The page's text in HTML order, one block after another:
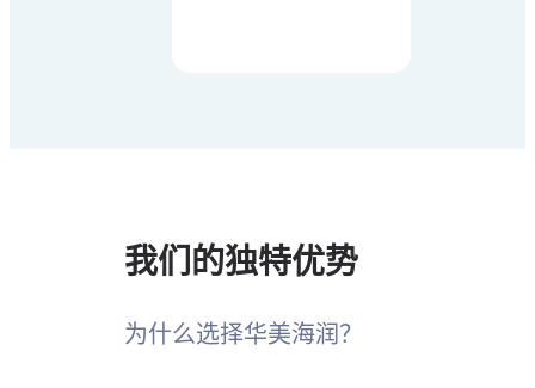
我们的独特优势
为什么选择华美海润？